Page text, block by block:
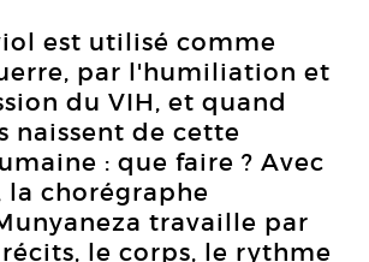
est utilisé comme
par l'humiliation et
du VIH, et quand
naissent de cette
: que faire ? Avec
la chorégraphe
travaille par
le corps, le rythme